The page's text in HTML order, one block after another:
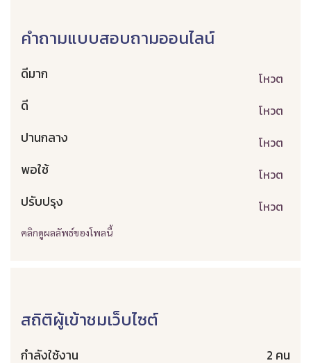
คำถามแบบสอบถามออนไลน์
ดีมาก โหวต
ดี โหวต
ปานกลาง โหวต
พอใช้ โหวต
ปรับปรุง โหวต
คลิกดูผลลัพธ์ของโพลนี้
สถิติผู้เข้าชมเว็บไซต์
กำลังใช้งาน
2 คน